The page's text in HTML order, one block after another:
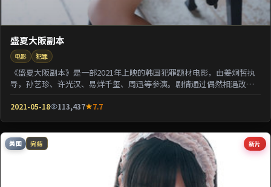
盛夏大阪副本
电影 犯罪
《盛夏大阪副本》是一部2021年上映的韩国犯罪题材电影，由姜炯哲执
导，孙艺珍、许光汉、易烊千玺、周迅等参演。剧情通过偶然相遇改写
2021-05-18 113,437 7.7
新片
美国 完结